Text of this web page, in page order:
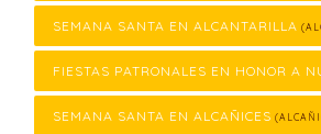
SEMANA SANTA EN ALCANTARILLA
FIESTAS PATRONALES EN HONOR A
SEMANA SANTA EN ALCAÑICES